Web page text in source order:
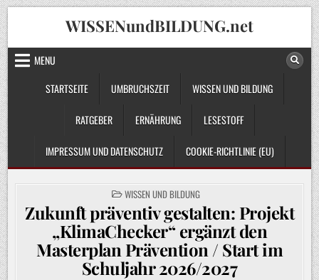
Skip
to
content
WISSENundBILDUNG.net
MENU
STARTSEITE
UMBRUCHSZEIT WISSEN UND BILDUNG
RATGEBER ERNÄHRUNG LESESTOFF
IMPRESSUM UND DATENSCHUTZ COOKIE-RICHTLINIE (EU)
POSTED
IN
WISSEN UND BILDUNG
Zukunft präventiv gestalten: Projekt
„KlimaChecker“ ergänzt den
Masterplan Prävention / Start im
Schuljahr 2026/2027